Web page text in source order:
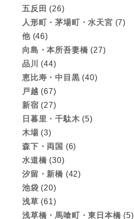
五反田 (26)
人形町・茅場町・水天宮 (7)
他(46)
向島・本所吾妻橋 (27)
品川
(44)
恵比寿・中目黒 (40)
戸越 (67)
新宿 (27)
日暮里・千駄木 (5)
木場 (3)
森下・両国 (6)
水道橋 (30)
汐留・新橋 (42)
池袋 (20)
浅草 (61)
浅草橋・馬喰町・東日本橋 (5)